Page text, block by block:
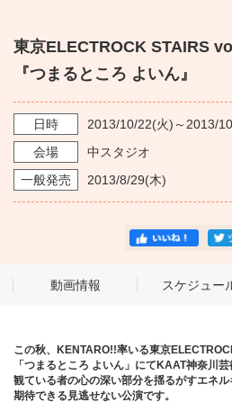
東京ELECTROCK STAIRS
『つまるところ よいん』
日時 2013/10/22(火)～ 2013/
会場
中スタジオ
一般発売
2013/8/29(木)
動画情報 スケジュー
この秋、KENTARO!!率いる東京
「つまるところ よいん」にてKAAT神奈川
観ている者の心の深い部分を揺るがすエネ
期待できる見逃せない公演です。